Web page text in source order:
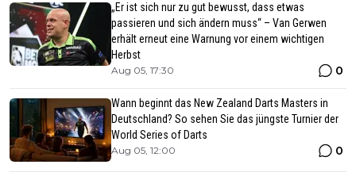
„Er ist sich nur zu gut bewusst, dass etwas
passieren und sich ändern muss“ – Van Gerwen
erhält erneut eine Warnung vor einem wichtigen
Herbst
Aug 05, 17:30 0
Wann beginnt das New Zealand Darts Masters in
Deutschland? So sehen Sie das jüngste Turnier der
World Series of Darts
Aug 05, 12:00 0